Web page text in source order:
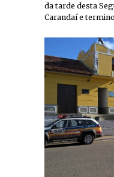
da tarde desta
Carandaí e